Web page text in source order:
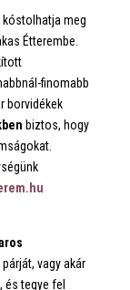
meg
Étterembe.
finomabb
borvidékek
biztos, hogy
vagy akár
tegye fel